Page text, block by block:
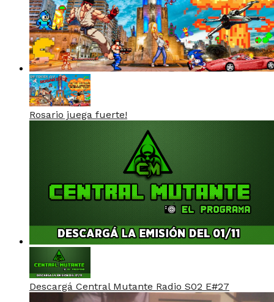
Rosario juega fuerte!
Descargá Central Mutante Radio S02 E#27